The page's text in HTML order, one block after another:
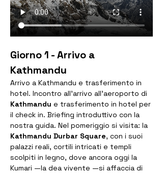
Giorno 1 - Arrivo a
Kathmandu
Arrivo a Kathmandu e trasferimento in
hotel. Incontro all'arrivo all'aeroporto di
Kathmandu e trasferimento in hotel per
il check in. Briefing introduttivo con la
nostra guida. Nel pomeriggio si visita: la
Kathmandu Durbar Square, con i suoi
palazzi reali, cortili intricati e templi
scolpiti in legno, dove ancora oggi la
Kumari —la dea vivente —si affaccia di